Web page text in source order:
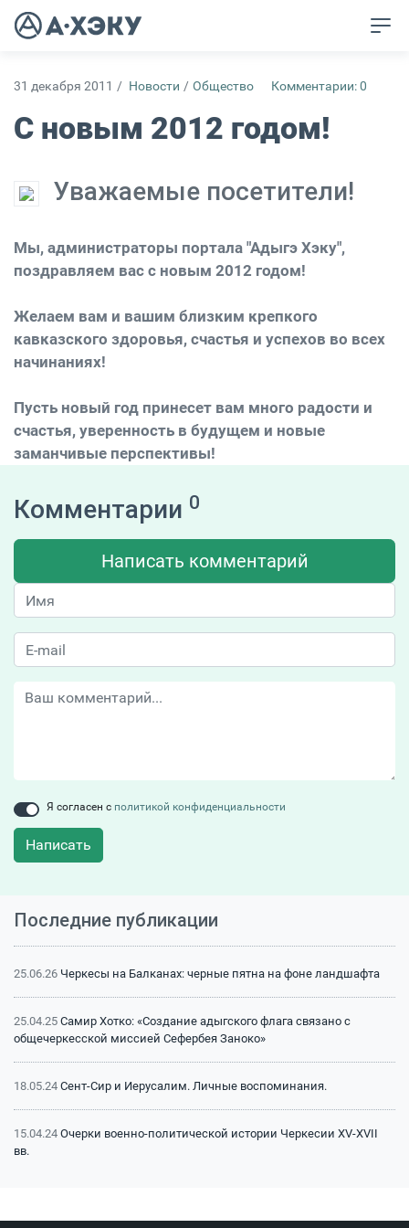
31 декабря 2011 / Новости / Общество Комментарии: 0
С новым 2012 годом!
Уважаемые посетители!
Мы, администраторы портала "Адыгэ Хэку",
поздравляем вас с новым 2012 годом!
Желаем вам и вашим близким крепкого
кавказского здоровья, счастья и успехов во всех
начинаниях!
Пусть новый год принесет вам много радости и
счастья, уверенность в будущем и новые
заманчивые перспективы!
Комментарии 0
Написать комментарий
Я согласен с политикой конфиденциальности
Написать
Последние публикации
25.06.26 Черкесы на Балканах: черные пятна на фоне ландшафта
25.04.25 Самир Хотко: «Создание адыгского флага связано с
общечеркесской миссией Сефербея Заноко»
18.05.24 Сент-Сир и Иерусалим. Личные воспоминания.
15.04.24 Очерки военно-политической истории Черкесии XV-XVII
вв.